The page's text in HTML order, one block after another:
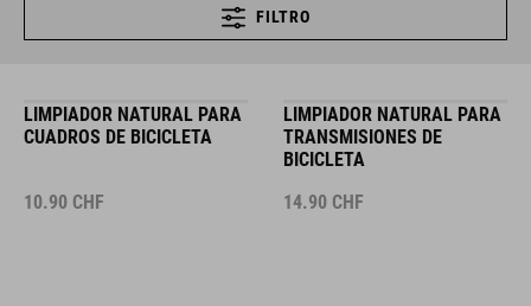
FILTRO
LIMPIADOR NATURAL PARA
CUADROS DE BICICLETA
10.90 CHF
LIMPIADOR NATURAL PARA
TRANSMISIONES DE
BICICLETA
14.90 CHF